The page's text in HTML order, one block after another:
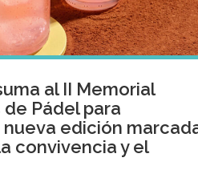
al II Memorial
Pádel para
edición
convivencia y el